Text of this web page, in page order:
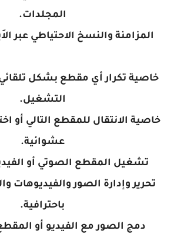
المجلدات.
المزامنة والنسخ الاحتياطي عبر
خاصية تكرار أي مقطع بشكل تلقائي
التشغيل.
خاصية الانتقال للمقطع التالي أو
عشوائية.
تشغيل المقطع الصوتي أو
تحرير وإدارة الصور والفيديوهات
باحترافية.
دمج الصور مع الفيديو أو